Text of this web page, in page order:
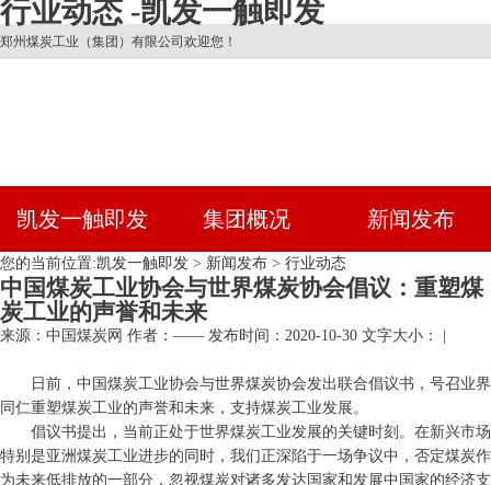
行业动态 -凯发一触即发
郑州煤炭工业（集团）有限公司欢迎您！
凯发一触即发 集团概况 新闻发布
您的当前位置:凯发一触即发 > 新闻发布 > 行业动态
中国煤炭工业协会与世界煤炭协会倡议：重塑煤
炭工业的声誉和未来
来源：中国煤炭网 作者：—— 发布时间：2020-10-30 文字大小： |
日前，中国煤炭工业协会与世界煤炭协会发出联合倡议书，号召业界
同仁重塑煤炭工业的声誉和未来，支持煤炭工业发展。
倡议书提出，当前正处于世界煤炭工业发展的关键时刻。在新兴市场
特别是亚洲煤炭工业进步的同时，我们正深陷于一场争议中，否定煤炭作
为未来低排放的一部分，忽视煤炭对诸多发达国家和发展中国家的经济支